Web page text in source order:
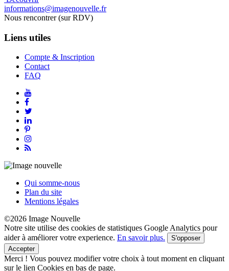
informations@imagenouvelle.fr
Nous rencontrer (sur RDV)
Liens utiles
Compte & Inscription
Contact
FAQ
Qui somme-nous
Plan du site
Mentions légales
©2026 Image Nouvelle
Notre site utilise des cookies de statistiques Google Analytics pour
aider à améliorer votre experience. En savoir plus.
S'opposer
Accepter
Merci ! Vous pouvez modifier votre choix à tout moment en cliquant
sur le lien Cookies en bas de page.